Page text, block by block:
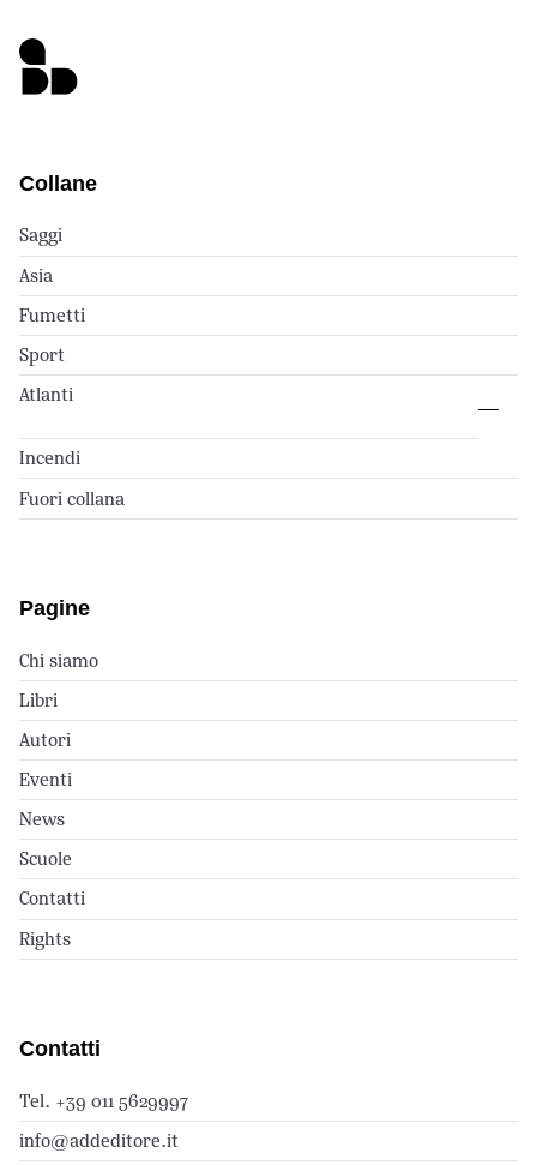
Collane
Saggi
Asia
Fumetti
Sport
Atlanti
Incendi
Fuori collana
Pagine
Chi siamo
Libri
Autori
Eventi
News
Scuole
Contatti
Rights
Contatti
Tel. +39 011 5629997
info@addeditore.it